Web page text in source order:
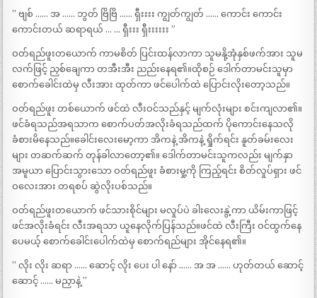
” ဗျစ် …… အ …… ဘွတ် ဗြိဗြိ …… ရှီးးးး ကျွတ်ကျွတ် …… ကောင်း ကောင်း
ကောင်းတယ် ဆရာရယ် … … ရှီးးး ရှီးးးးးး ”
ဝတ်ရည်ဖူးတယောက် ကာမစိတ် ပြင်းထန်လာကာ သူမနို့အုံနှစ်ဖက်အား သူမ
လက်ဖြင့် ညှစ်ချေကာ တအီးအီး ညည်းနေရ၏။ထိုစဉ် ဒေါက်တာမင်းသူမှာ
စောက်ခေါင်းထဲမှ လီးအား ထုတ်ကာ ဖင်ပေါက်ထဲ ပြောင်းလိုးတော့သည်။
ဝတ်ရည်ဖူး တစ်ယောက် ဖင်ထဲ လီးဝင်သည်နှင့် မျက်လုံးများ စင်းကျလာ၏။
ဖင်ခံရသည်အရသာက စောက်ပတ်အလိုးခံရသည်ထက် ပိုကောင်းနေသလို
ခံစားမိနေသည်။ခေါင်းလေးမော့ကာ အိကနဲ့ အိကနဲ့ ရှိုက်ရင်း နူတ်ခမ်းလေး
များ တဆက်ဆက် တုန်ခါလာတော့၏။ ဒေါက်တာမင်းသူကလည်း မျက်နှာ
အမူယာ ပြောင်းသွားသော ဝတ်ရည်ဖူး ခံစားမှု့ကို ကြည့်ရင်း စိတ်လှုပ်ရှား ဖင်
ဝလေးအား တရစပ် ဆွဲလိုးပစ်သည်။
ဝတ်ရည်ဖူးတယောက် ဖင်သားစိုင်များ မလှုပ်ပဲ ခါးလေးနွဲ့ကာ ယိမ်းကာဖြင့်
ဖင်အလိုးခံရင်း လီးအရသာ ယူနေလိုက်ပြန်သည်။ဖင်ထဲ လီးကြီး ဝင်ထွက်နေ
ပေမယ့် စောက်ခေါင်းပေါက်ထဲမှ စောက်ရည်များ အိုင်နေရ၏။
” လိုး လိုး ဆရာ …… ဆောင့် လိုး ပေး ပါ နော် …… အ အ …… ဟုတ်တယ် ဆောင့်
ဆောင့် …… မညှာနဲ့ ”